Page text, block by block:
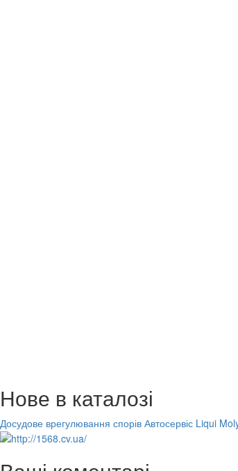
Нове в каталозі
Досудове врегулювання спорів Автосервіс Liqui